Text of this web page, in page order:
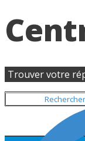
Trouver votre